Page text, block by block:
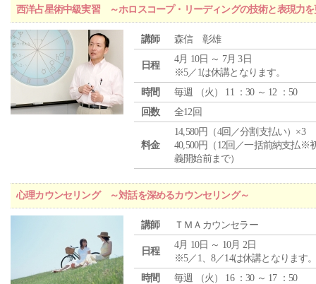
西洋占星術中級実習 ～ホロスコープ・リーディングの技術と表現力
講師 森信 彰雄
日程
4月 10日 ～ 7月 3日
※5／1は休講となります。
時間
毎週 （火 ） 11 ：30 ～ 12 ：50
回数
全12回
料金
14,580円（4回／分割支払い）×3
40,500円（12回／一括前納支払※
義開始前まで）
心理カウンセリング ～対話を深めるカウンセリング～
講師 ＴＭＡカウンセラー
日程
4月 10日 ～ 10月 2日
※5／1、8／14は休講となります
時間
毎週 （火 ） 16 ：30 ～ 17 ：50